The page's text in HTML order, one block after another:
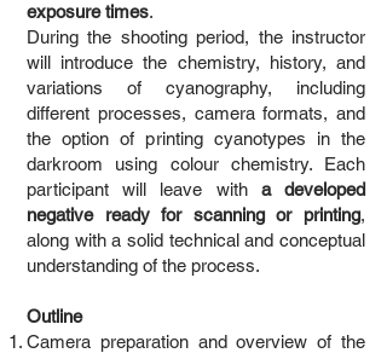
exposure times.
During the shooting period, the instructor
will introduce the chemistry, history, and
variations of cyanography, including
different processes, camera formats, and
the option of printing cyanotypes in the
darkroom using colour chemistry. Each
participant will leave with a developed
negative ready for scanning or printing,
along with a solid technical and conceptual
understanding of the process.
Outline
Camera preparation and overview of the